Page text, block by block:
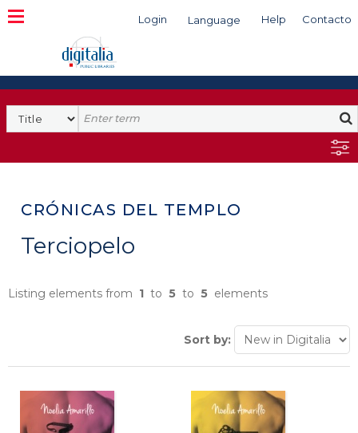
Login Language Help Contacto
Search
CRÓNICAS DEL TEMPLO
Terciopelo
Listing elements from 1 to 5 to 5 elements
Sort by: